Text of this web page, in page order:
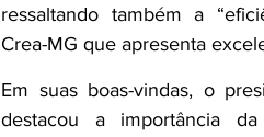
ressaltando também a
Crea-MG que apresenta
Em suas boas-vindas, o
destacou a importância